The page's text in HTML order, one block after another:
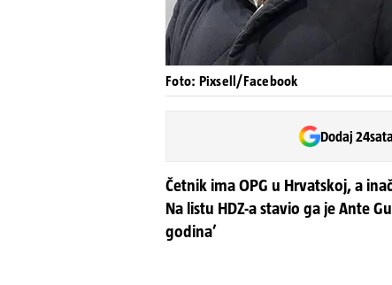
Foto: Pixsell/Facebook
Dodaj
Četnik ima OPG u Hrvatskoj, a
Na listu HDZ-a stavio ga je Ante
godina’